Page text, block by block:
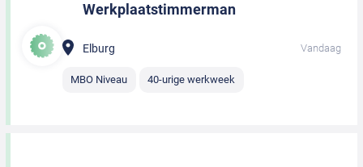
Werkplaatstimmerman
Elburg Vandaag
MBO Niveau 40-urige werkweek